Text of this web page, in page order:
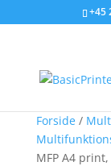
+45
Forside/
MFP A4